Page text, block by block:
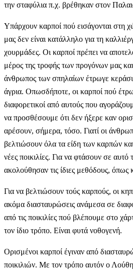
την σταφύλια π.χ. βρέθηκαν στον
Υπάρχουν καρποί πού εισάγονται στη
μας δεν είναι κατάλληλο για τη
χουρμάδες. Οι καρποί πρέπει να
μέρος της τροφής των προγόνων μας
άνθρωπος των σπηλαίων έτρωγε
άγρια. Οπωσδήποτε, οι καρποί πού
διαφορετικοί από αυτούς που
να προσθέσουμε ότι δεν ήξερε καν
αρέσουν, σήμερα, τόσο. Γιατί οι
βελτιώσουν όλα τα είδη των καρπών
νέες ποικιλίες. Για να φτάσουν σε
ακολούθησαν τις ίδιες μεθόδους, όπως
Για να βελτιώσουν τούς καρπούς, οι
ακόμα διασταυρώσεις ανάμεσα σε
από τις ποικιλίες πού βλέπουμε στο
τον ίδιο τρόπο. Είναι φυτά νοθογενή.
Ορισμένοι καρποί έγιναν από
ποικιλιών. Με τον τρόπο αυτόν ο